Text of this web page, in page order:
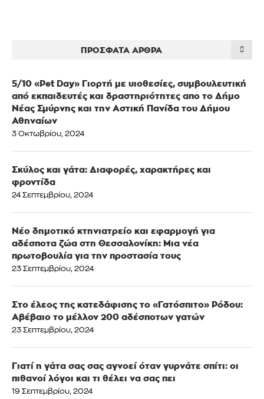
ΠΡΌΣΦΑΤΑ ΆΡΘΡΑ
5/10 «Pet Day» Γιορτή με υιοθεσίες, συμβουλευτική
από εκπαιδευτές και δραστηριότητες απο το Δήμο
Νέας Σμύρνης και την Αστική Πανίδα του Δήμου
Αθηναίων
3 Οκτωβρίου, 2024
Σκύλος και γάτα: Διαφορές, χαρακτήρες και
φροντίδα
24 Σεπτεμβρίου, 2024
Νέο δημοτικό κτηνιατρείο και εφαρμογή για
αδέσποτα ζώα στη Θεσσαλονίκη: Μια νέα
πρωτοβουλία για την προστασία τους
23 Σεπτεμβρίου, 2024
Στο έλεος της κατεδάφισης το «Γατόσπιτο» Ρόδου:
Αβέβαιο το μέλλον 200 αδέσποτων γατών
23 Σεπτεμβρίου, 2024
Γιατί η γάτα σας σας αγνοεί όταν γυρνάτε σπίτι: οι
πιθανοί λόγοι και τι θέλει να σας πει
19 Σεπτεμβρίου, 2024